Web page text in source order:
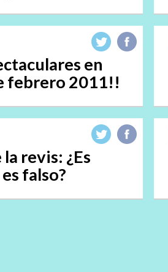
en
febrero 2011!!
revis: ¿Es
falso?